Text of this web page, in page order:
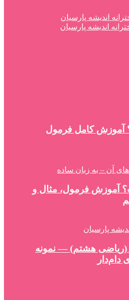
اندیشه پارسیان
اندیشه پارسیان
آموزش کامل فرمول
آموزش فرمول، مثال و
(ریاضی هشتم) — نمونه
دام‌دار